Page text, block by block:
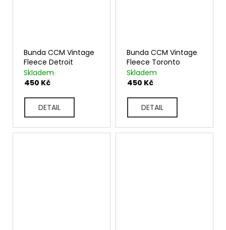
Bunda CCM Vintage
Fleece Detroit
Skladem
450 Kč
DETAIL
Bunda CCM Vintage
Fleece Toronto
Skladem
450 Kč
DETAIL